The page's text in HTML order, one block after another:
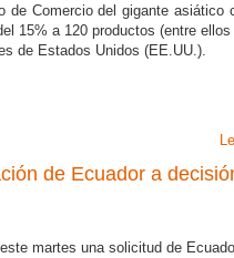
de Comercio del gigante asiático
15% a 120 productos (entre
de Estados Unidos (EE.UU.).
de Ecuador a
martes una solicitud de